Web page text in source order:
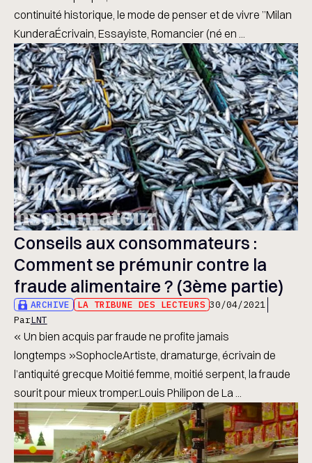
continuité historique, le mode de penser et de vivre ”Milan
KunderaÉcrivain, Essayiste, Romancier (né en ...
Conseils aux consommateurs :
Comment se prémunir contre la
fraude alimentaire ? (3ème partie)
ARCHIVE LA TRIBUNE DES LECTEURS 30/04/2021
ParLNT
« Un bien acquis par fraude ne profite jamais
longtemps »SophocleArtiste, dramaturge, écrivain de
l’antiquité grecque Moitié femme, moitié serpent, la fraude
sourit pour mieux tromper.Louis Philipon de La ...